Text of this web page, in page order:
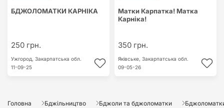
БДЖОЛОМАТКИ КАРНІКА
250 грн.
Ужгород, Закарпатська обл.
11-09-25
Матки Карпатка! Матка
Карніка!
350 грн.
Яківське, Закарпатська обл.
09-05-26
Головна Бджільництво Бджоли та бджоломатки